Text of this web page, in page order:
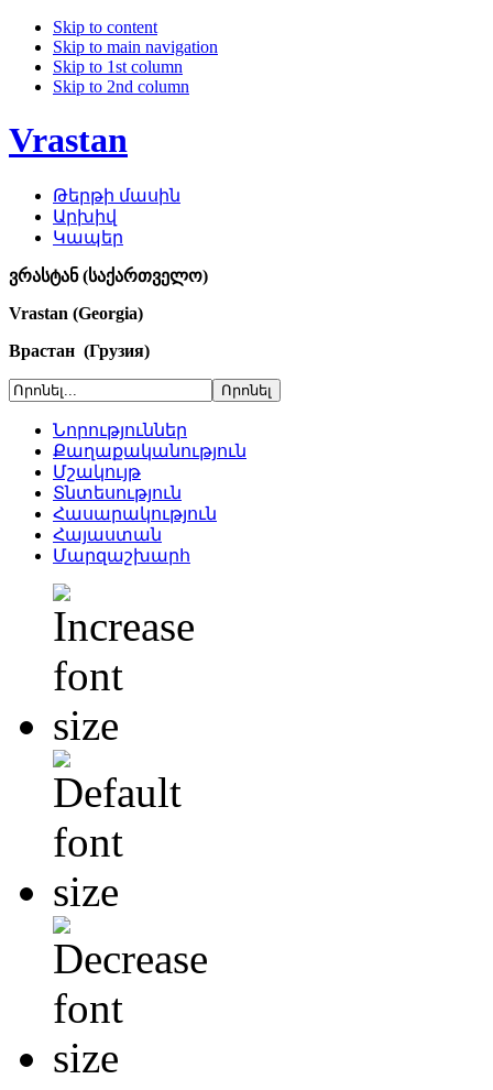
Skip to content
Skip to main navigation
Skip to 1st column
Skip to 2nd column
Vrastan
Թերթի մասին
Արխիվ
Կապեր
ვრასტან (საქართველო)
Vrastan (Georgia)
Врастан (Грузия)
Նորություններ
Քաղաքականություն
Մշակույթ
Տնտեսություն
Հասարակություն
Հայաստան
Մարզաշխարհ